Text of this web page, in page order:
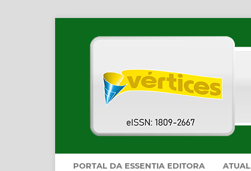
PORTAL DA ESSENTIA EDITORA ATUAL